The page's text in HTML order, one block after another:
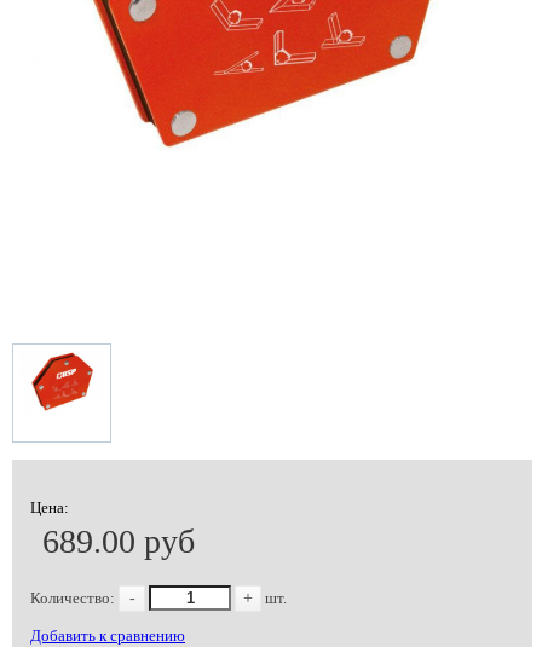
Цена:
689.00 руб
Количество: - + шт.
Добавить к сравнению